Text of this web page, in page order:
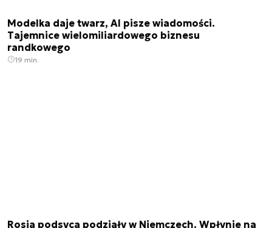
Modelka daje twarz, AI pisze wiadomości.
Tajemnice wielomiliardowego biznesu
randkowego
19 min.
Rosja podsyca podziały w Niemczech. Wpłynie na